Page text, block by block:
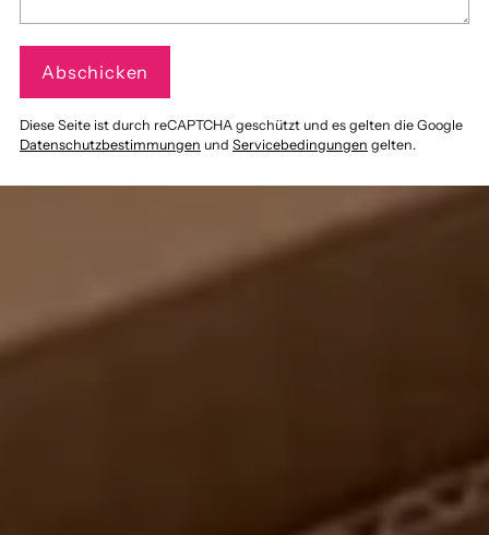
Abschicken
Diese Seite ist durch reCAPTCHA geschützt und es gelten die Google
Datenschutzbestimmungen und Servicebedingungen gelten.